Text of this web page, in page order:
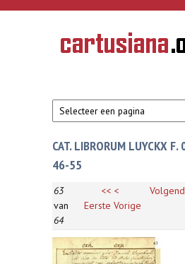
Overslaan en naar de inhoud gaan
Geschiedenis
van de
CAT. LIBRORUM LUYCKX
46-55
63
van
64
<<
Eerste
<
Vorige